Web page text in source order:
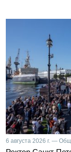
6 августа 2026 г. —